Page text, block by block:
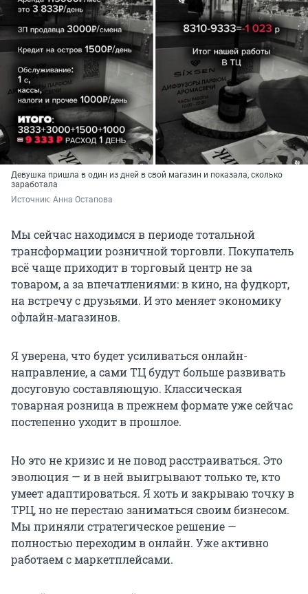
Девушка пришла в один из дней в свой магазин и показала, сколько
заработала
Источник: Анна Остапова
Мы сейчас находимся в периоде тотальной
трансформации розничной торговли. Покупатель
всё чаще приходит в торговый центр не за
товаром, а за впечатлениями: в кино, на фудкорт,
на встречу с друзьями. И это меняет экономику
офлайн‑магазинов.
Я уверена, что будет усиливаться онлайн-
направление, а сами ТЦ будут больше развивать
досуговую составляющую. Классическая
товарная розница в прежнем формате уже сейчас
постепенно уходит в прошлое.
Но это не кризис и не повод расстраиваться. Это
эволюция — и в ней выигрывают только те, кто
умеет адаптироваться. Я хоть и закрываю точку в
ТРЦ, но не перестаю заниматься своим бизнесом.
Мы приняли стратегическое решение —
полностью переходим в онлайн. Уже активно
работаем с маркетплейсами.